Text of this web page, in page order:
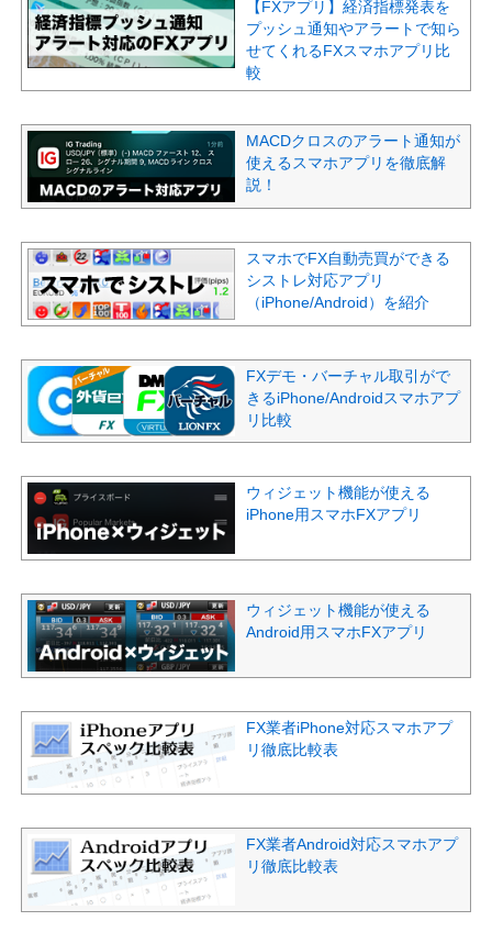
【FXアプリ】経済指標発表を
プッシュ通知やアラートで知ら
せてくれるFXスマホアプリ比
較
MACDクロスのアラート通知が
使えるスマホアプリを徹底解
説！
スマホでFX自動売買ができる
シストレ対応アプリ
（iPhone/Android）を紹介
FXデモ・バーチャル取引がで
きるiPhone/Androidスマホアプ
リ比較
ウィジェット機能が使える
iPhone用スマホFXアプリ
ウィジェット機能が使える
Android用スマホFXアプリ
FX業者iPhone対応スマホアプ
リ徹底比較表
FX業者Android対応スマホアプ
リ徹底比較表